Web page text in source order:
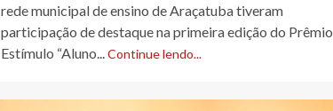
rede municipal de ensino de Araçatuba tiveram
participação de destaque na primeira edição do Prêmio
Estímulo “Aluno... Continue lendo...